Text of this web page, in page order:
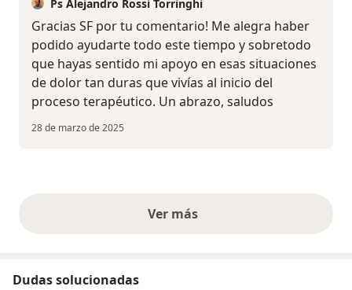
Ps Alejandro Rossi Torringhi
Gracias SF por tu comentario! Me alegra haber
podido ayudarte todo este tiempo y sobretodo
que hayas sentido mi apoyo en esas situaciones
de dolor tan duras que vivías al inicio del
proceso terapéutico. Un abrazo, saludos
28 de marzo de 2025
Ver másopiniones anteriores
Dudas solucionadas